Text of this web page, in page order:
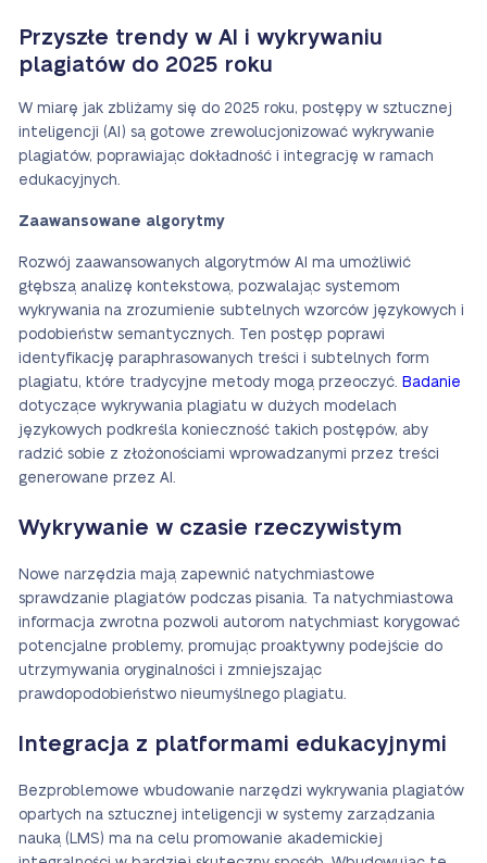
Przyszłe trendy w AI i wykrywaniu
plagiatów do 2025 roku
W miarę jak zbliżamy się do 2025 roku, postępy w sztucznej
inteligencji (AI) są gotowe zrewolucjonizować wykrywanie
plagiatów, poprawiając dokładność i integrację w ramach
edukacyjnych.
Zaawansowane algorytmy
Rozwój zaawansowanych algorytmów AI ma umożliwić
głębszą analizę kontekstową, pozwalając systemom
wykrywania na zrozumienie subtelnych wzorców językowych i
podobieństw semantycznych. Ten postęp poprawi
identyfikację paraphrasowanych treści i subtelnych form
plagiatu, które tradycyjne metody mogą przeoczyć. Badanie
dotyczące wykrywania plagiatu w dużych modelach
językowych podkreśla konieczność takich postępów, aby
radzić sobie z złożonościami wprowadzanymi przez treści
generowane przez AI.
Wykrywanie w czasie rzeczywistym
Nowe narzędzia mają zapewnić natychmiastowe
sprawdzanie plagiatów podczas pisania. Ta natychmiastowa
informacja zwrotna pozwoli autorom natychmiast korygować
potencjalne problemy, promując proaktywny podejście do
utrzymywania oryginalności i zmniejszając
prawdopodobieństwo nieumyślnego plagiatu.
Integracja z platformami edukacyjnymi
Bezproblemowe wbudowanie narzędzi wykrywania plagiatów
opartych na sztucznej inteligencji w systemy zarządzania
nauką (LMS) ma na celu promowanie akademickiej